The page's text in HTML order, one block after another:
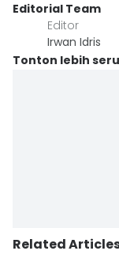
Editorial Team
Editor
Irwan Idris
Tonton lebih
Related